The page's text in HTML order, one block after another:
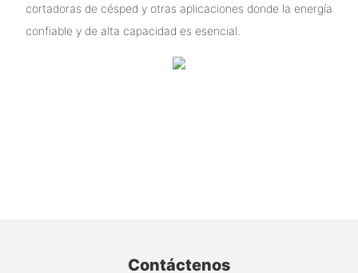
cortadoras de césped y otras aplicaciones donde la energía
confiable y de alta capacidad es esencial.
Contáctenos